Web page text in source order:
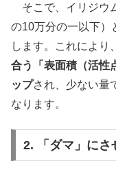
そこで、イリジウ
の10万分の一以下）
します。これにより
合う「表面積（活性
ップされ、少ない量
なります。
2. 「ダマ」にさ